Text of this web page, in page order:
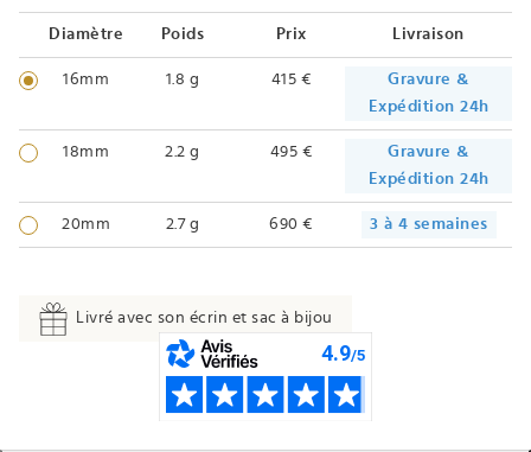
Diamètre Poids Prix Livraison
16mm 1.8 g 415 €
Gravure &
Expédition 24h
18mm 2.2 g 495 €
Gravure &
Expédition 24h
20mm 2.7 g 690 € 3 à 4 semaines
Livré avec son écrin et sac à bijou